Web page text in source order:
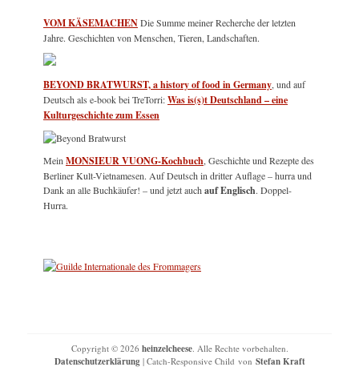
VOM KÄSEMACHENDie Summe meiner Recherche der letzten
Jahre. Geschichten von Menschen, Tieren, Landschaften.
BEYOND BRATWURST, a history of food in Germany, und auf
Deutsch als e-book bei TreTorri:Was is(s)t Deutschland – eine
Kulturgeschichte zum Essen
MeinMONSIEUR VUONG-Kochbuch, Geschichte und Rezepte des
Berliner Kult-Vietnamesen. Auf Deutsch in dritter Auflage – hurra und
Dank an alle Buchkäufer! – und jetzt auchauf Englisch. Doppel-
Hurra.
Copyright © 2026 heinzelcheese. Alle Rechte vorbehalten.
Datenschutzerklärung| Catch-Responsive Child von Stefan Kraft